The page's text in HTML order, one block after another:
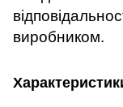
виробником.